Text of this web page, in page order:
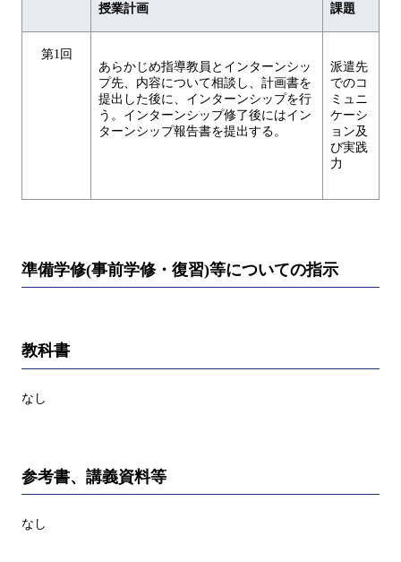
授業計画 課題
第1回
あらかじめ指導教員とインターンシッ
プ先、内容について相談し、計画書を
提出した後に、インターンシップを行
う。インターンシップ修了後にはイン
ターンシップ報告書を提出する。
派遣先
でのコ
ミュニ
ケーシ
ョン及
び実践
力
準備学修(事前学修・復習)等についての指示
教科書
なし
参考書、講義資料等
なし